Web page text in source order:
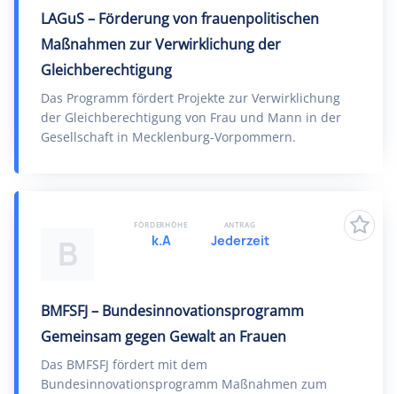
LAGuS – Förderung von frauenpolitischen
Maßnahmen zur Verwirklichung der
Gleichberechtigung
Das Programm fördert Projekte zur Verwirklichung
der Gleichberechtigung von Frau und Mann in der
Gesellschaft in Mecklenburg-Vorpommern.
B
BMFSFJ – Bundesinnovationsprogramm
Gemeinsam gegen Gewalt an Frauen
Das BMFSFJ fördert mit dem
Bundesinnovationsprogramm Maßnahmen zum
FÖRDERHÖHE
k.A
ANTRAG
Jederzeit